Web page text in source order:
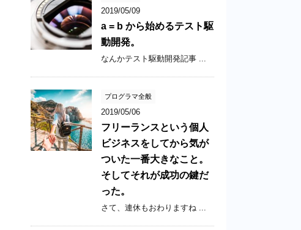
2019/05/09
a = b から始めるテスト駆
動開発。
なんかテスト駆動開発記事 ...
プログラマ全般
2019/05/06
フリーランスという個人
ビジネスをしてから気が
ついた一番大きなこと。
そしてそれが成功の鍵だ
った。
さて、連休もおわりますね ...